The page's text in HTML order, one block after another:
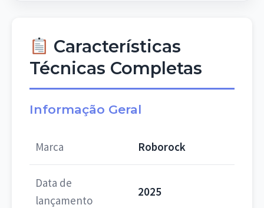
Características
Técnicas Completas
Informação Geral
Marca Roborock
Data de
lançamento
2025